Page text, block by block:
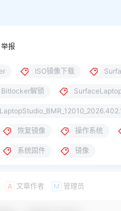
举报
ISO镜像下载
解锁
恢复镜像 操作系统
系统固件 镜像
A 文章作者 M 管理员